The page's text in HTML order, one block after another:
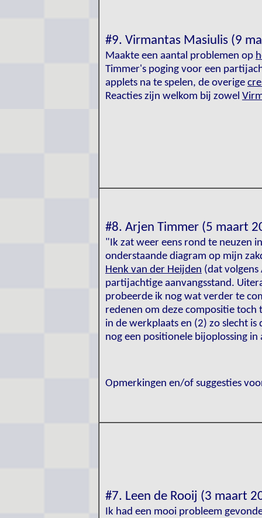
#9. Virmantas Masiulis (9
Maakte een aantal problemen op
Timmer's poging voor een
applets na te spelen, de overige
Reacties zijn welkom bij zowel
#8. Arjen Timmer (5 maart
"Ik zat weer eens rond te neuzen
onderstaande diagram op mijn
Henk van der Heijden (dat
partijachtige aanvangsstand.
probeerde ik nog wat verder te
redenen om deze compositie toch
in de werkplaats en (2) zo slecht
nog een positionele bijoplossing
Opmerkingen en/of suggesties
#7. Leen de Rooij (3 maart
Ik had een mooi probleem